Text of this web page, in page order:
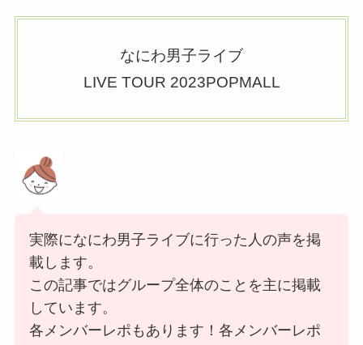
なにわ男子ライブ
LIVE TOUR 2023POPMALL
実際になにわ男子ライブに行った人の声を掲
載します。
この記事ではグループ全体のことを主に掲載
しています。
各メンバーレポもあります！各メンバーレポ